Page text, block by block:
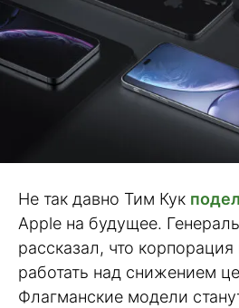
Не так давно Тим Кук
Apple на будущее.
рассказал, что
работать над снижением
Флагманские модели